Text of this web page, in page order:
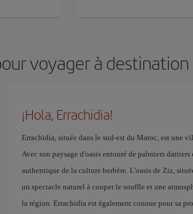
voyager à destination
¡Hola, Errachidia!
Errachidia, située dans le sud-est du Maroc, est une
Avec son paysage d'oasis entouré de palmiers
authentique de la culture berbère. L'oasis de Ziz,
un spectacle naturel à couper le souffle et une
la région. Errachidia est également connue pour sa